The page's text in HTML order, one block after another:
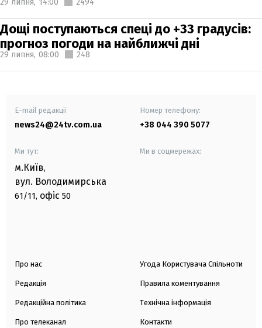
Дощі поступаються спеці до +33 градусів:
прогноз погоди на найближчі дні
29 липня, 08:00 248
E-mail редакції
news24@24tv.com.ua
Номер телефону:
+38 044 390 5077
Ми тут:
м.Київ,
вул. Володимирська
61/11, офіс 50
Ми в соцмережах:
Про нас
Редакція
Редакційна політика
Про телеканал
Угода Користувача Спільноти
Правила коментування
Технічна інформація
Контакти